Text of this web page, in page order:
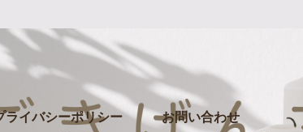
ライバシーポリシー お問い合わせ